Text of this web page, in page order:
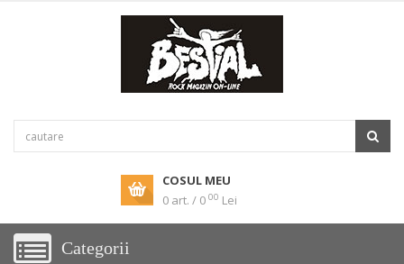
COSUL MEU
0 art. / 0 00 Lei
Categorii